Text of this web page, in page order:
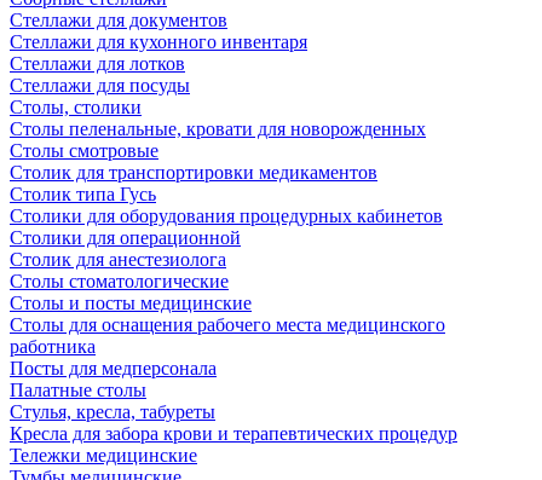
Стеллажи для документов
Стеллажи для кухонного инвентаря
Стеллажи для лотков
Стеллажи для посуды
Столы, столики
Столы пеленальные, кровати для новорожденных
Столы смотровые
Столик для транспортировки медикаментов
Столик типа Гусь
Столики для оборудования процедурных кабинетов
Столики для операционной
Столик для анестезиолога
Столы стоматологические
Столы и посты медицинские
Столы для оснащения рабочего места медицинского
работника
Посты для медперсонала
Палатные столы
Стулья, кресла, табуреты
Кресла для забора крови и терапевтических процедур
Тележки медицинские